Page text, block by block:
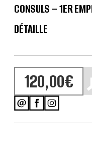
CONSULS – 1ER
DÉTAILLE
120,00€